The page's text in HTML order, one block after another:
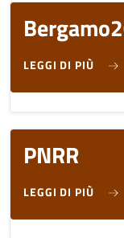
LEGGI DI PIÙSU
PNRR
LEGGI DI PIÙSU